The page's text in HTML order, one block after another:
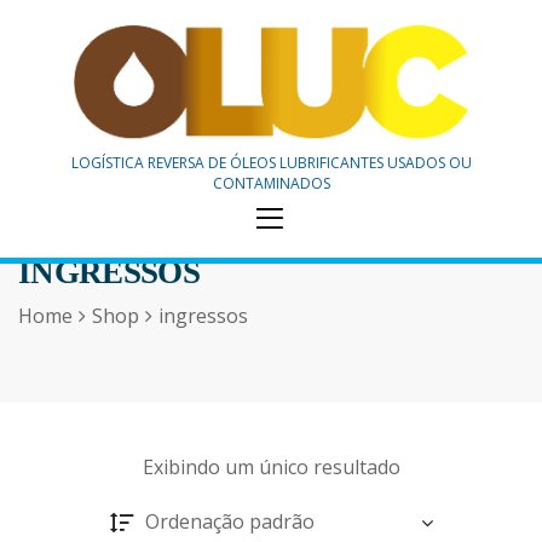
LOGÍSTICA REVERSA DE ÓLEOS LUBRIFICANTES USADOS OU
CONTAMINADOS
INGRESSOS
Home Shop ingressos
Exibindo um único resultado
Ordenação padrão